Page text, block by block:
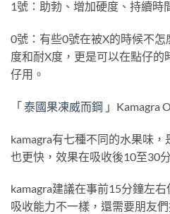
1號：助勃、增加硬度、持續時
0號：有些0號在被X的時候不
度和耐X度，更是可以在點仔的
仔用。
「泰國果凍威而鋼 」Kamagra
kamagra有七種不同的水果味
也更快，效果在吸收後10至30
kamagra建議在事前15分鐘左
吸收能力不一樣，還需要朋友